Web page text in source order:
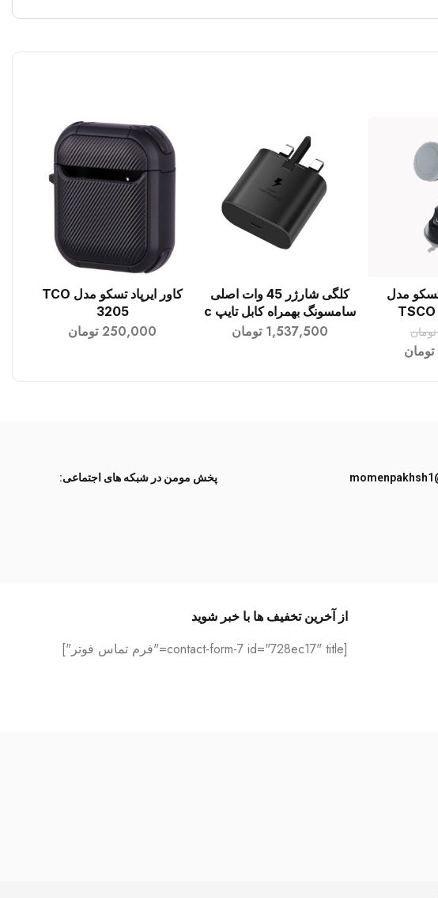
خریدمدل
تومان
تومان
افزودن به سبد خرید
کلگی شارژر 45 وات اصلی
سامسونگ بهمراه کابل تایپ c
1,537,500 تومان
افزودن به سبد خریدکاور ایرپاد تسکو مدل TCO
3205
250,000 تومان
پخش مومن در شبکه های اجتماعی:
از آخرین تخفیف ها با خبر شوید
[contact-form-7 id="728ec17" title="فرم تماس فوتر"]